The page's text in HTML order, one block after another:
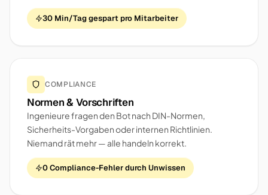
30 Min/Tag gespart pro Mitarbeiter
COMPLIANCE
Normen & Vorschriften
Ingenieure fragen den Bot nach DIN-Normen,
Sicherheits-Vorgaben oder internen Richtlinien.
Niemand rät mehr — alle handeln korrekt.
0 Compliance-Fehler durch Unwissen